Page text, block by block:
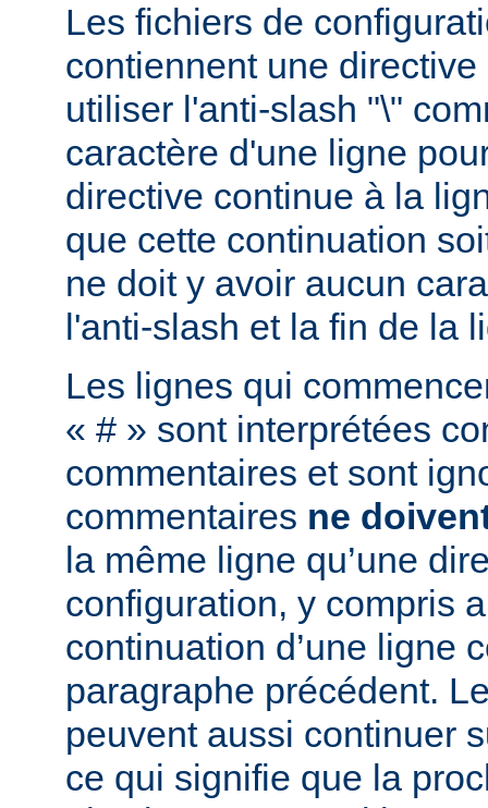
Les fichiers de
contiennent une
utiliser l'anti-slash "\"
caractère d'une ligne
directive continue à la
que cette continuation
ne doit y avoir aucun
l'anti-slash et la fin de la
Les lignes qui
« # » sont interprétées
commentaires et sont
commentaires ne
la même ligne qu’une
configuration, y compris
continuation d’une ligne
paragraphe précédent.
peuvent aussi continuer
ce qui signifie que la